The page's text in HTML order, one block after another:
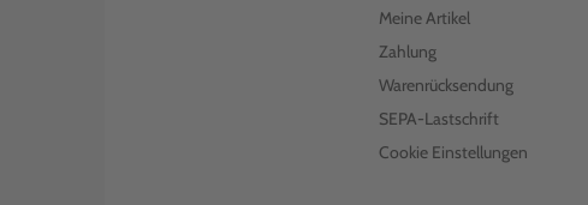
Meine Artikel
Zahlung
Warenrücksendung
SEPA-Lastschrift
Cookie Einstellungen